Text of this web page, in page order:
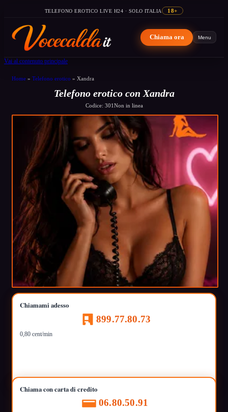
TELEFONO EROTICO LIVE H24 · SOLO ITALIA 18+
Chiama ora Menu
Vai al contenuto principale
Home » Telefono erotico » Xandra
Telefono erotico con Xandra
Codice: 301Non in linea
Chiamami adesso
899.77.80.73
0,80 cent/min
Chiama con carta di credito
06.80.50.91